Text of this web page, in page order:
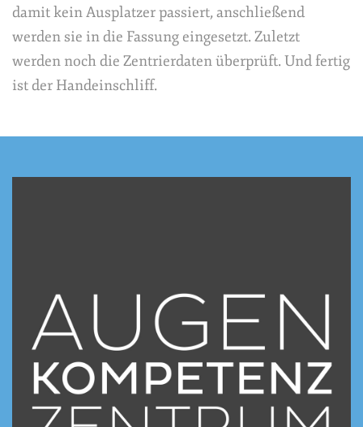
damit kein Ausplatzer passiert, anschließend
werden sie in die Fassung eingesetzt. Zuletzt
werden noch die Zentrierdaten überprüft. Und fertig
ist der Handeinschliff.